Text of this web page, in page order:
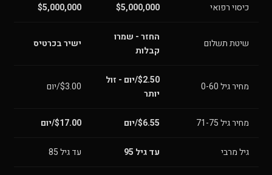
כיסוי רפואי $5,000,000
$5,000,000
שיטת תשלום
החזר - שמרו
קבלות
ישיר בכרטיס
מחיר גיל 0-60
$2.50/יום - זול
יותר
$3.00/יום
מחיר גיל 71-75 $6.55/יום $17.00/יום
גיל מרבי עד גיל 95 עד גיל 85